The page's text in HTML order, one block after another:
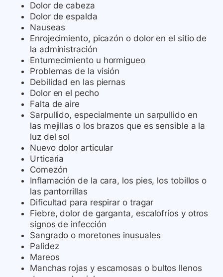
Dolor de cabeza
Dolor de espalda
Nauseas
Enrojecimiento, picazón o dolor en el sitio de
la administración
Entumecimiento u hormigueo
Problemas de la visión
Debilidad en las piernas
Dolor en el pecho
Falta de aire
Sarpullido, especialmente un sarpullido en
las mejillas o los brazos que es sensible a la
luz del sol
Nuevo dolor articular
Urticaria
Comezón
Inflamación de la cara, los pies, los tobillos o
las pantorrillas
Dificultad para respirar o tragar
Fiebre, dolor de garganta, escalofríos y otros
signos de infección
Sangrado o moretones inusuales
Palidez
Mareos
Manchas rojas y escamosas o bultos llenos